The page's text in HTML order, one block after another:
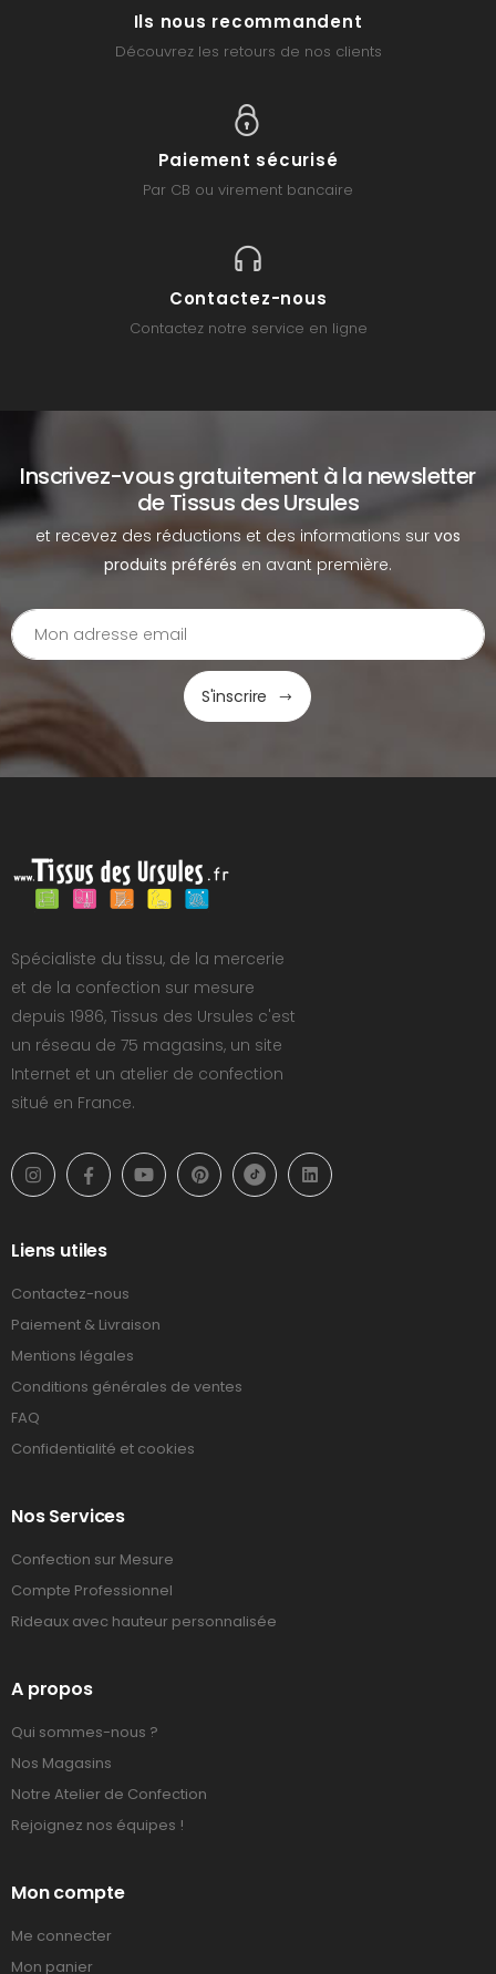
Ils nous recommandent
Découvrez les retours de nos clients
Paiement sécurisé
Par CB ou virement bancaire
Contactez-nous
Contactez notre service en ligne
Inscrivez-vous gratuitement à la newsletter
de Tissus des Ursules
et recevez des réductions et des informations sur vos
produits préférés en avant première.
S'inscrire
Spécialiste du tissu, de la mercerie
et de la confection sur mesure
depuis 1986, Tissus des Ursules c'est
un réseau de 75 magasins, un site
Internet et un atelier de confection
situé en France.
Liens utiles
Contactez-nous
Paiement & Livraison
Mentions légales
Conditions générales de ventes
FAQ
Confidentialité et cookies
Nos Services
Confection sur Mesure
Compte Professionnel
Rideaux avec hauteur personnalisée
A propos
Qui sommes-nous ?
Nos Magasins
Notre Atelier de Confection
Rejoignez nos équipes !
Mon compte
Me connecter
Mon panier